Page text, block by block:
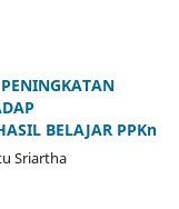
BELAJAR PPKn
Sriartha